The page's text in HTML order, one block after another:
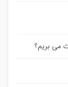
می بریم؟